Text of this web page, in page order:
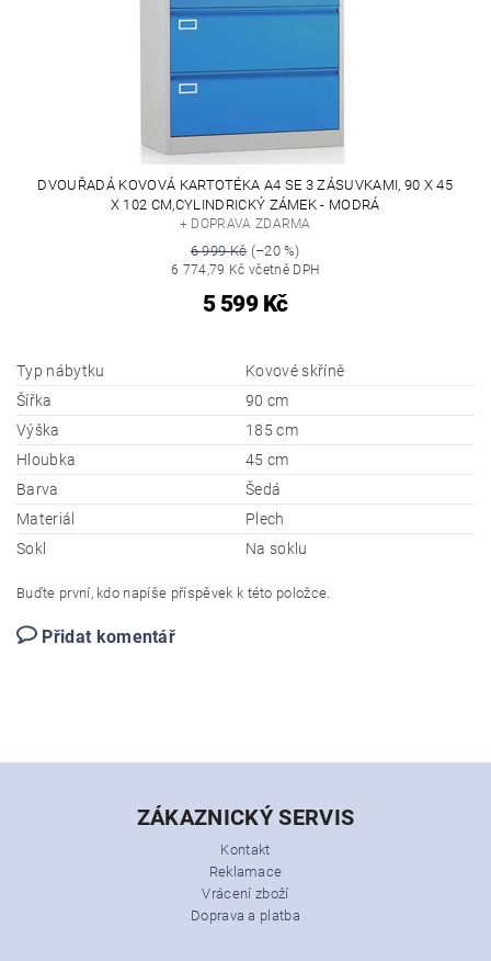
DVOUŘADÁ KOVOVÁ KARTOTÉKA A4 SE 3 ZÁSUVKAMI, 90 X 45
X 102 CM,CYLINDRICKÝ ZÁMEK - MODRÁ
+ DOPRAVA ZDARMA
6 999 Kč(–20 %)
6 774,79 Kč včetně DPH
5 599 Kč
Typ nábytku
Kovové skříně
Šířka
90 cm
Výška
185 cm
Hloubka
45 cm
Barva
Šedá
Materiál
Plech
Sokl
Na soklu
Buďte první, kdo napíše příspěvek k této položce.
Přidat komentář
ZÁKAZNICKÝ SERVIS
Kontakt
Reklamace
Vrácení zboží
Doprava a platba